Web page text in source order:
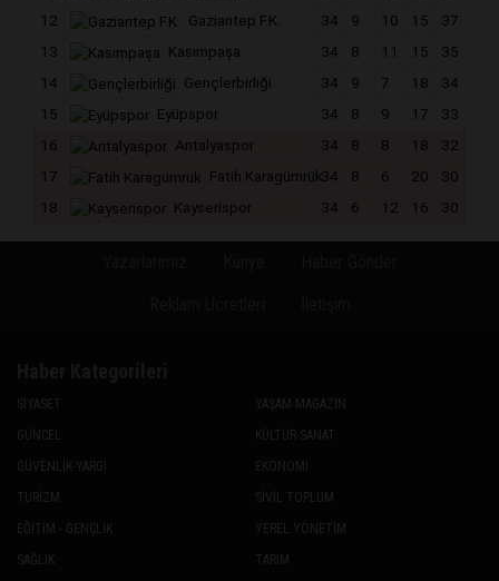
12
Gaziantep F.K. 34 9 10 15
37
13
Kasımpaşa 34 8 11 15
35
14
Gençlerbirliği 34 9 7 18
34
15
Eyüpspor 34 8 9 17
33
16
Antalyaspor 34 8 8 18
32
17
Fatih Karagümrük34 8 6 20
30
18
Kayserispor 34 6 12 16 30
SİYASET
GÜNCEL
GÜVENLİK-YARGI
TURİZM
EĞİTİM - GENÇLİK
SAĞLIK
YAŞAM-MAGAZİN
KÜLTÜR-SANAT
EKONOMİ
SİVİL TOPLUM
YEREL YÖNETİM
TARIM